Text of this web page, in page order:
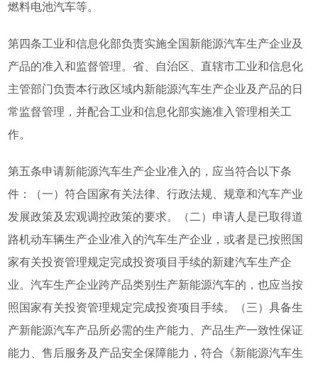
燃料电池汽车等。
第四条工业和信息化部负责实施全国新能源汽车生产企业及
产品的准入和监督管理。省、自治区、直辖市工业和信息化
主管部门负责本行政区域内新能源汽车生产企业及产品的日
常监督管理，并配合工业和信息化部实施准入管理相关工
作。
第五条申请新能源汽车生产企业准入的，应当符合以下条
件：（一）符合国家有关法律、行政法规、规章和汽车产业
发展政策及宏观调控政策的要求。（二）申请人是已取得道
路机动车辆生产企业准入的汽车生产企业，或者是已按照国
家有关投资管理规定完成投资项目手续的新建汽车生产企
业。汽车生产企业跨产品类别生产新能源汽车的，也应当按
照国家有关投资管理规定完成投资项目手续。（三）具备生
产新能源汽车产品所必需的生产能力、产品生产一致性保证
能力、售后服务及产品安全保障能力，符合《新能源汽车生